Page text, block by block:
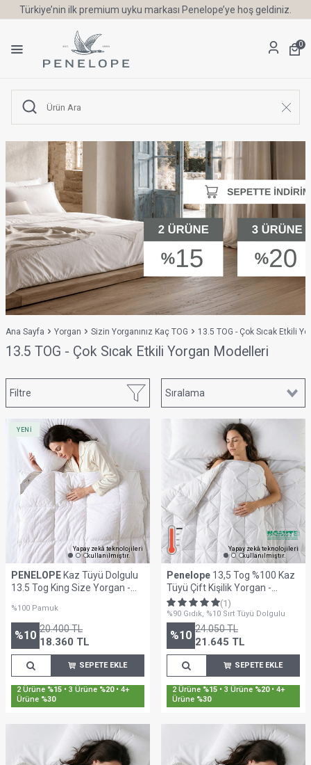
Türkiye’nin ilk premium uyku markası Penelope’ye hoş geldiniz.
0
Ana Sayfa Yorgan Sizin Yorganınız Kaç TOG 13.5 TOG - Çok Sıcak Etkili
13.5 TOG - Çok Sıcak Etkili Yorgan Modelleri
Filtre
Yapay zekâ teknolojileri
kullanılmıştır.
YENİ
PENELOPE Kaz Tüyü Dolgulu
13.5 Tog King Size Yorgan -
%100 Pamuk
%10 20.400TL
18.360 TL
SEPETE EKLE
2 Ürüne %15 • 3 Ürüne %20• 4+
Ürüne %30
Yapay zekâ teknolojileri
kullanılmıştır.
Penelope 13,5 Tog %100 Kaz
Tüyü Çift Kişilik Yorgan -
Innovia Serisi(1)
%90 Gıdık, %10 Sırt Tüyü Dolgulu
%10 24.050TL
21.645 TL
SEPETE EKLE
2 Ürüne %15 • 3 Ürüne %20• 4+
Ürüne %30